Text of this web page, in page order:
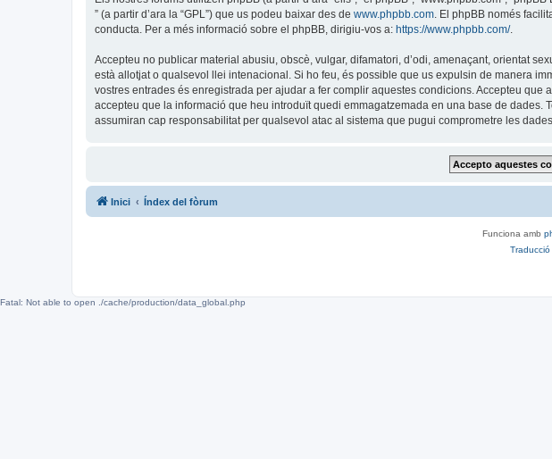
” (a partir d’ara la “GPL”) que us podeu baixar des de www.phpbb.com . El phpBB només
conducta. Per a més informació sobre el phpBB, dirigiu-vos a: https://www.phpbb.com/.
Accepteu no publicar material abusiu, obscè, vulgar, difamatori, d’odi, amenaçant, orientat
està allotjat o qualsevol llei intenacional. Si ho feu, és possible que us expulsin de manera
vostres entrades és enregistrada per ajudar a fer complir aquestes condicions. Accepteu
accepteu que la informació que heu introduït quedi emmagatzemada en una base de dades.
assumiran cap responsabilitat per qualsevol atac al sistema que pugui comprometre les dades.
Inici Índex del fòrum
Funciona amb
Fatal: Not able to open ./cache/production/data_global.php